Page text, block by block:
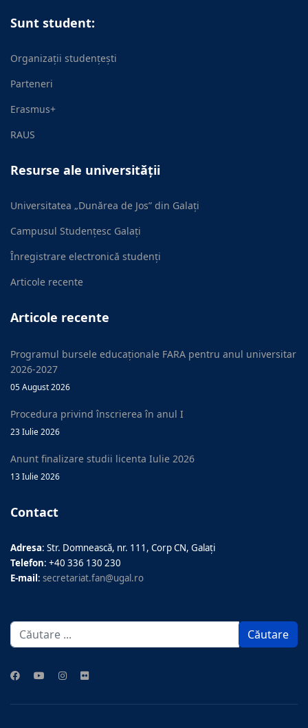
Sunt student:
Organizații studențești
Parteneri
Erasmus+
RAUS
Resurse ale universității
Universitatea „Dunărea de Jos” din Galați
Campusul Studențesc Galați
Înregistrare electronică studenți
Articole recente
Articole recente
Programul bursele educaționale FARA pentru anul universitar
2026-2027
05 August 2026
Procedura privind înscrierea în anul I
23 Iulie 2026
Anunt finalizare studii licenta Iulie 2026
13 Iulie 2026
Contact
Adresa: Str. Domnească, nr. 111, Corp CN, Galați
Telefon: +40 336 130 230
E-mail: secretariat.fan@ugal.ro
Căutare
...
Căutare